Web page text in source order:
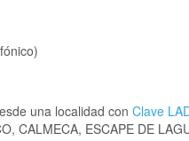
una localidad con Clave
CALMECA, ESCAPE DE